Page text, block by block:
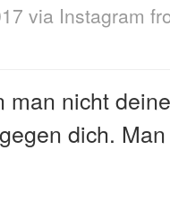
via Instagram
man nicht
dich.